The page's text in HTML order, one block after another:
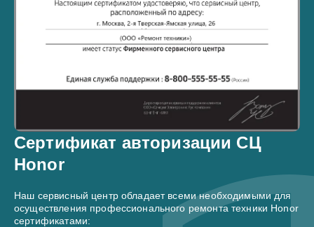
Сертификат авторизации СЦ
Honor
Наш сервисный центр обладает всеми необходимыми для
осуществления профессионального ремонта техники Honor
сертификатами: